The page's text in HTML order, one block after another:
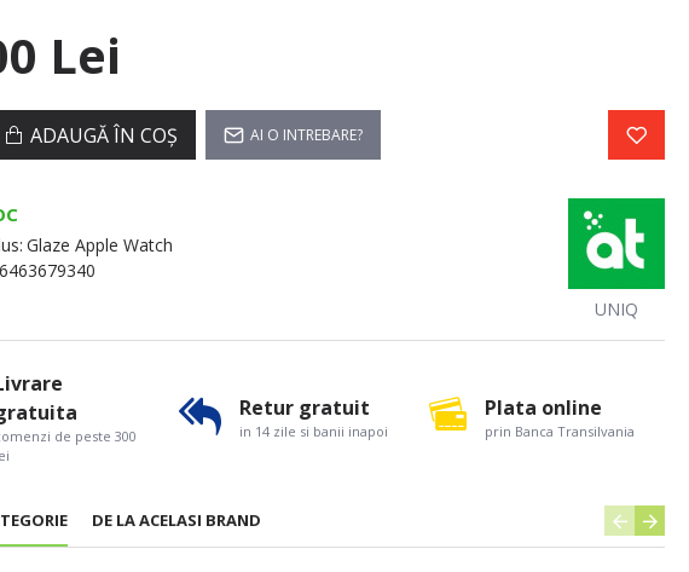
Glaze Apple Watch
UNIQ
Lei
ADAUGĂ ÎN COŞ AI O INTREBARE?
DE LA ACELASI BRAND
de peste 300
Retur gratuit
in 14 zile si banii inapoi
Plata online
prin Banca Transilvania